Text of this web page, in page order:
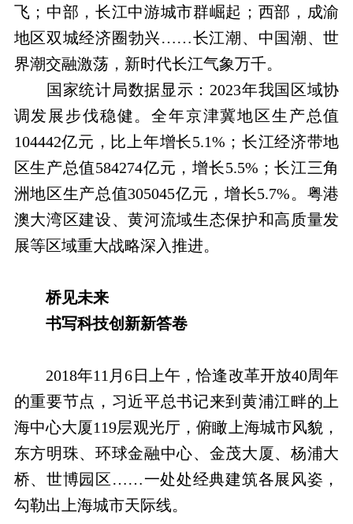
飞；中部，长江中游城市群崛起；西部，成渝
地区双城经济圈勃兴……长江潮、中国潮、世
界潮交融激荡，新时代长江气象万千。
国家统计局数据显示：2023年我国区域协
调发展步伐稳健。全年京津冀地区生产总值
104442亿元，比上年增长5.1%；长江经济带地
区生产总值584274亿元，增长5.5%；长江三角
洲地区生产总值305045亿元，增长5.7%。粤港
澳大湾区建设、黄河流域生态保护和高质量发
展等区域重大战略深入推进。
桥见未来
书写科技创新新答卷
2018年11月6日上午，恰逢改革开放40周年
的重要节点，习近平总书记来到黄浦江畔的上
海中心大厦119层观光厅，俯瞰上海城市风貌，
东方明珠、环球金融中心、金茂大厦、杨浦大
桥、世博园区……一处处经典建筑各展风姿，
勾勒出上海城市天际线。